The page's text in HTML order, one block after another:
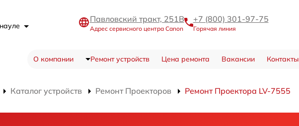
Павловский тракт, 251В
Адрес сервисного центра Canon
+7 (800) 301-97-75
Горячая линия
О компании Ремонт устройств Цена ремонта Вакансии Контакты
Каталог устройств Ремонт Проекторов Ремонт Проектора LV-7555